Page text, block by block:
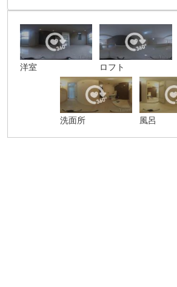
洋室 ロフト
洗面所 風呂